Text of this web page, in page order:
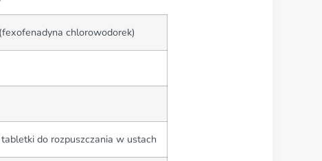
chlorowodorek)
do rozpuszczania w ustach